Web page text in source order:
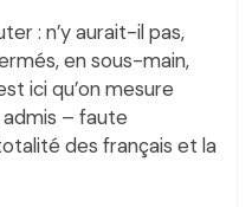
: n’y aurait-il pas,
en sous-main,
ici qu’on mesure
– faute
des français et la